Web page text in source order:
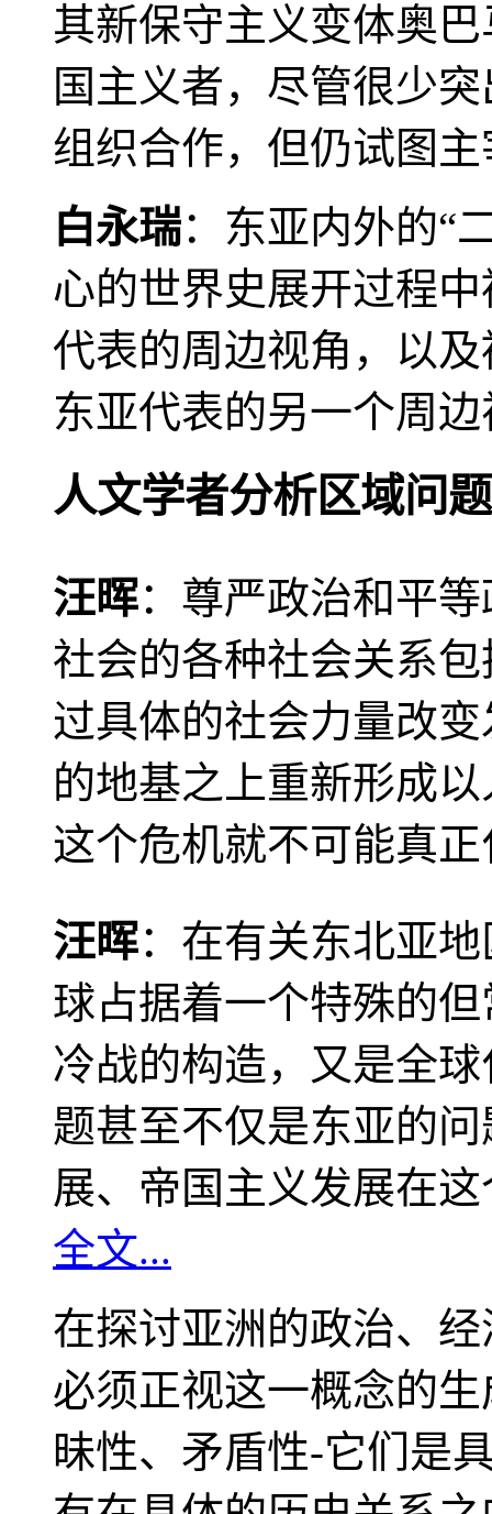
其新保守主义变体奥
国主义者，尽管很少
组织合作，但仍试图
白永瑞：东亚内外的“
心的世界史展开过程
代表的周边视角，以
东亚代表的另一个周
人文学者分析区域问题
汪晖：尊严政治和平
社会的各种社会关系
过具体的社会力量改
的地基之上重新形成
这个危机就不可能真
汪晖：在有关东北亚
球占据着一个特殊的
冷战的构造，又是全
题甚至不仅是东亚的
展、帝国主义发展在
全文...
在探讨亚洲的政治、
必须正视这一概念的
昧性、矛盾性-它们是